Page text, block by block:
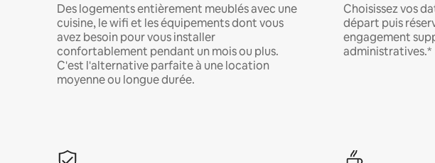
Des logements entièrement meublés avec une
cuisine, le wifi et les équipements dont vous
avez besoin pour vous installer
confortablement pendant un mois ou plus.
C'est l'alternative parfaite à une location
moyenne ou longue durée.
Choisissez vos
départ puis
engagement
administratives.*